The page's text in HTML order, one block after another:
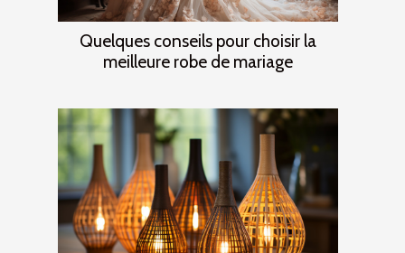
Quelques conseils pour choisir la
meilleure robe de mariage